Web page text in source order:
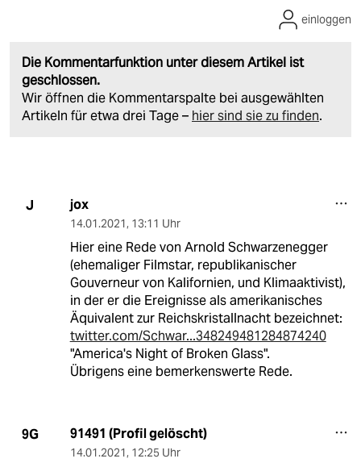
Die Kommentarfunktion unter diesem Artikel ist
geschlossen.
Wir öffnen die Kommentarspalte bei ausgewählten
Artikeln für etwa drei Tage – hier sind sie zu finden.
einloggen
J jox
14.01.2021, 13:11 Uhr
Hier eine Rede von Arnold Schwarzenegger
(ehemaliger Filmstar, republikanischer
Gouverneur von Kalifornien, und Klimaaktivist),
in der er die Ereignisse als amerikanisches
Äquivalent zur Reichskristallnacht bezeichnet:
twitter.com/Schwar...348249481284874240
"America's Night of Broken Glass".
Übrigens eine bemerkenswerte Rede.
9G 91491 (Profil gelöscht)
14.01.2021, 12:25 Uhr